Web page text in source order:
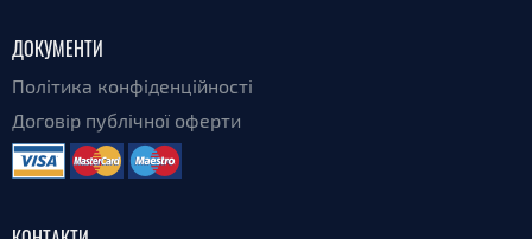
ДОКУМЕНТИ
Політика конфіденційності
Договір публічної оферти